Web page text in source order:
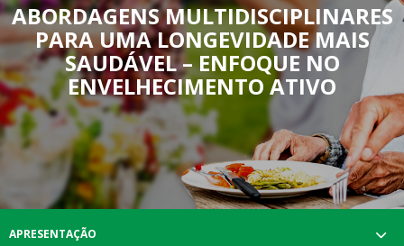
ABORDAGENS MULTIDISCIPLINARES
PARA UMA LONGEVIDADE MAIS
SAUDÁVEL – ENFOQUE NO
ENVELHECIMENTO ATIVO
APRESENTAÇÃO